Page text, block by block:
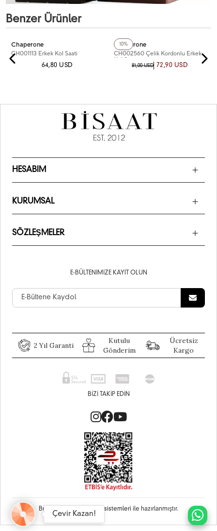
Benzer Ürünler
Chaperone
CH001113 Erkek Kol Saati
64,80 USD
10%
Chaperone
CH002560 Çelik Kordonlu Erkek
Kol Saati
81,00 USD 72,90 USD
HESABIM
KURUMSAL
SÖZLEŞMELER
E-BÜLTENIMIZE KAYIT OLUN
2 Yıl Garanti
Kutulu
Gönderim
Ücretsiz
Kargo
BIZI TAKIP EDIN
Bu site Vikaon E-Ticaret sistemleri ile hazırlanmıştır.
Çevir Kazan!